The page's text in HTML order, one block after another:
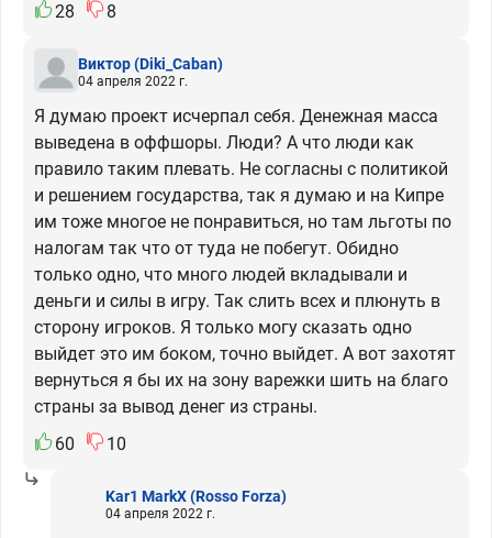
28
8
Виктор(Diki_Caban)
04 апреля 2022 г.
Я думаю проект исчерпал себя. Денежная масса
выведена в оффшоры. Люди? А что люди как
правило таким плевать. Не согласны с политикой
и решением государства, так я думаю и на Кипре
им тоже многое не понравиться, но там льготы по
налогам так что от туда не побегут. Обидно
только одно, что много людей вкладывали и
деньги и силы в игру. Так слить всех и плюнуть в
сторону игроков. Я только могу сказать одно
выйдет это им боком, точно выйдет. А вот захотят
вернуться я бы их на зону варежки шить на благо
страны за вывод денег из страны.
60
10
Kar1 MarkX(Rosso Forza)
04 апреля 2022 г.